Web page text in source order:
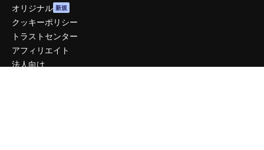
オリジナル 新規
クッキーポリシー
トラストセンター
アフィリエイト
法人向け